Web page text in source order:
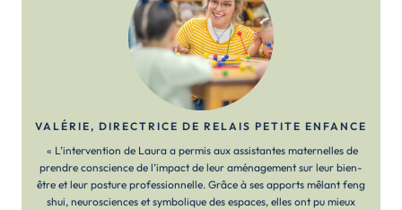
VALÉRIE, DIRECTRICE DE RELAIS PETITE ENFANCE
« L’intervention de Laura a permis aux assistantes maternelles de
prendre conscience de l’impact de leur aménagement sur leur bien-
être et leur posture professionnelle. Grâce à ses apports mêlant feng
shui, neurosciences et symbolique des espaces, elles ont pu mieux